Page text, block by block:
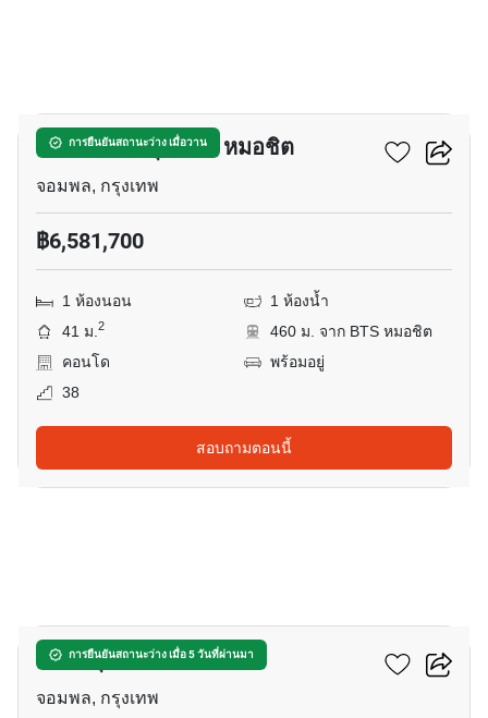
การยืนยันสถานะว่าง เมื่อวาน
เดอะ ไลน์ จตุจักร – หมอชิต
จอมพล, กรุงเทพ
฿6,581,700
1 ห้องนอน
1 ห้องน้ำ
41 ม.2
460 ม. จาก BTS หมอชิต
คอนโด
พร้อมอยู่
38
สอบถามตอนนี้
การยืนยันสถานะว่าง เมื่อ 5 วันที่ผ่านมา
เอ็ม จตุจักร
จอมพล, กรุงเทพ